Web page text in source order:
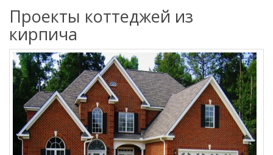
Проекты коттеджей из
кирпича